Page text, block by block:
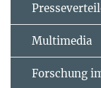
Multimedia
Forschung